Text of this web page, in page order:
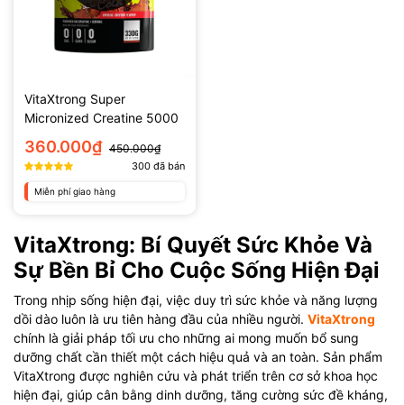
VitaXtrong Super
Micronized Creatine 5000
(330g)
360.000₫ 450.000₫
300 đã bán
Miễn phí giao hàng
VitaXtrong: Bí Quyết Sức Khỏe Và
Sự Bền Bỉ Cho Cuộc Sống Hiện Đại
Trong nhịp sống hiện đại, việc duy trì sức khỏe và năng lượng
dồi dào luôn là ưu tiên hàng đầu của nhiều người. VitaXtrong
chính là giải pháp tối ưu cho những ai mong muốn bổ sung
dưỡng chất cần thiết một cách hiệu quả và an toàn. Sản phẩm
VitaXtrong được nghiên cứu và phát triển trên cơ sở khoa học
hiện đại, giúp cân bằng dinh dưỡng, tăng cường sức đề kháng,